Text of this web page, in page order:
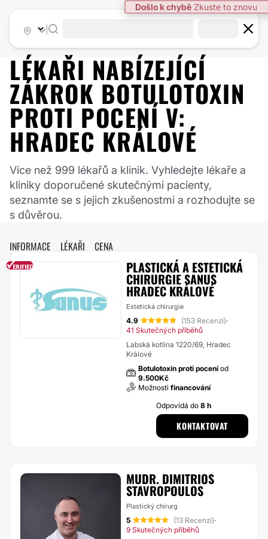
LÉKAŘI NABÍZEJÍCÍ
ZÁKROK BOTULOTOXIN
PROTI POCENÍ V:
HRADEC KRÁLOVÉ
Více než 999 lékařů a klinik. Vyhledejte lékaře a
kliniky doporučené skutečnými pacienty,
seznamte se s jejich zkušenostmi a rozhodujte se
s důvěrou.
INFORMACE LÉKAŘI CENA
PLASTICKÁ A ESTETICKÁ
CHIRURGIE SANUS
HRADEC KRÁLOVÉ
Estetická chirurgie
4.9 (153 Recenzí)·
41 Skutečných příběhů
Labská kotlina 1220/69, Hradec
Králové
Botulotoxin proti poceníod
9.500Kč
Možnosti financování
Odpovídá do8 h
KONTAKTOVAT
MUDR. DIMITRIOS
STAVROPOULOS
Plastický chirurg
5 (13 Recenzí)·
9 Skutečných příběhů